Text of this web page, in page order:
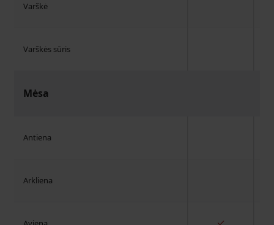
Varškė
Varškės sūris
Mėsa
Antiena
Arkliena
✓